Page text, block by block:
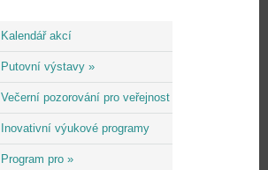
Kalendář akcí
Putovní výstavy »
Večerní pozorování pro veřejnost
Inovativní výukové programy
Program pro »